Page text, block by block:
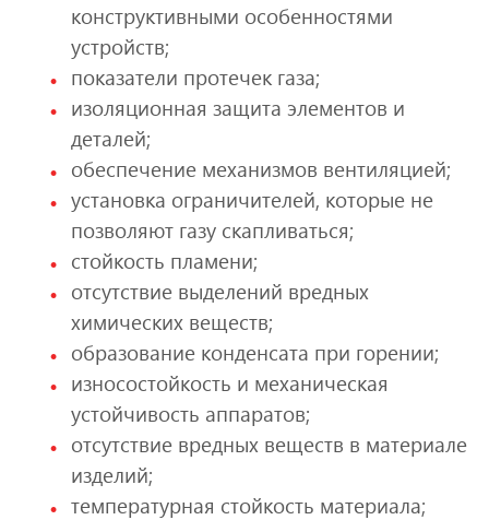
конструктивными особенностями
устройств;
показатели протечек газа;
изоляционная защита элементов и
деталей;
обеспечение механизмов вентиляцией;
установка ограничителей, которые не
позволяют газу скапливаться;
стойкость пламени;
отсутствие выделений вредных
химических веществ;
образование конденсата при горении;
износостойкость и механическая
устойчивость аппаратов;
отсутствие вредных веществ в материале
изделий;
температурная стойкость материала;